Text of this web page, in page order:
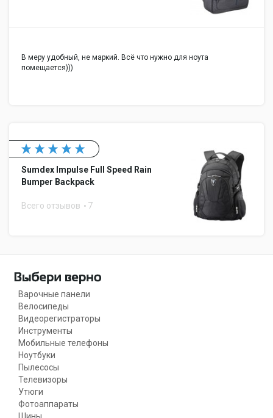
В меру удобный, не маркий. Всё что нужно для ноута
помещается)))
Sumdex Impulse Full Speed Rain
Bumper Backpack
Всего отзывов 7
Варочные панели
Велосипеды
Видеорегистраторы
Инструменты
Мобильные телефоны
Ноутбуки
Пылесосы
Телевизоры
Утюги
Фотоаппараты
Шины